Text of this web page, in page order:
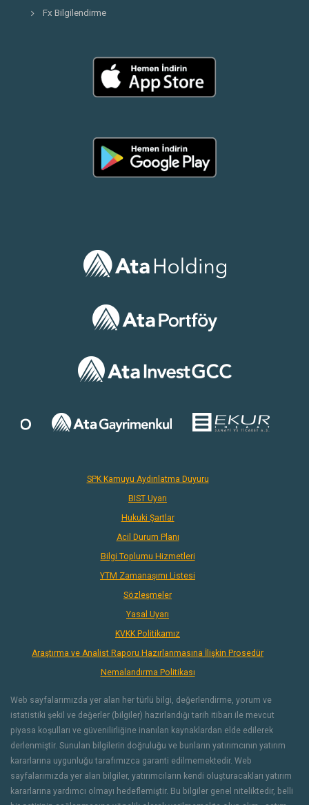
Fx Bilgilendirme
SPK Kamuyu Aydınlatma Duyuru
BIST Uyarı
Hukuki Şartlar
Acil Durum Planı
Bilgi Toplumu Hizmetleri
YTM Zamanaşımı Listesi
Sözleşmeler
Yasal Uyarı
KVKK Politikamız
Araştırma ve Analist Raporu Hazırlanmasına İlişkin Prosedür
Nemalandırma Politikası
Web sayfalarımızda yer alan her türlü bilgi, değerlendirme, yorum ve
istatistiki şekil ve değerler (bilgiler) hazırlandığı tarih itibarı ile mevcut
piyasa koşulları ve güvenilirliğine inanılan kaynaklardan elde edilerek
derlenmiştir. Sunulan bilgilerin doğruluğu ve bunların yatırımcının yatırım
kararlarına uygunluğu tarafımızca garanti edilmemektedir. Web
sayfalarımızda yer alan bilgiler, yatırımcıların kendi oluşturacakları yatırım
kararlarına yardımcı olmayı hedeflemiştir. Bu bilgiler genel niteliktedir, belli